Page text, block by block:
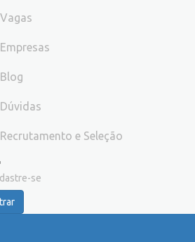
Vagas
Empresas
Blog
Dúvidas
Recrutamento e Seleção
se